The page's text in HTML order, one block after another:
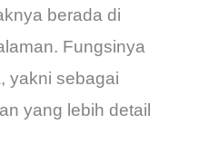
berada di
Fungsinya
yakni sebagai
yang lebih detail